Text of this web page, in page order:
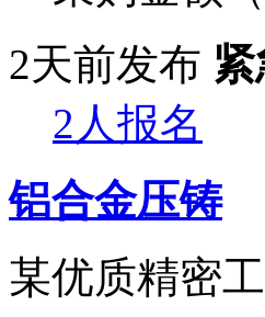
2天前发布
2人报名
铝合金压铸
某优质精密